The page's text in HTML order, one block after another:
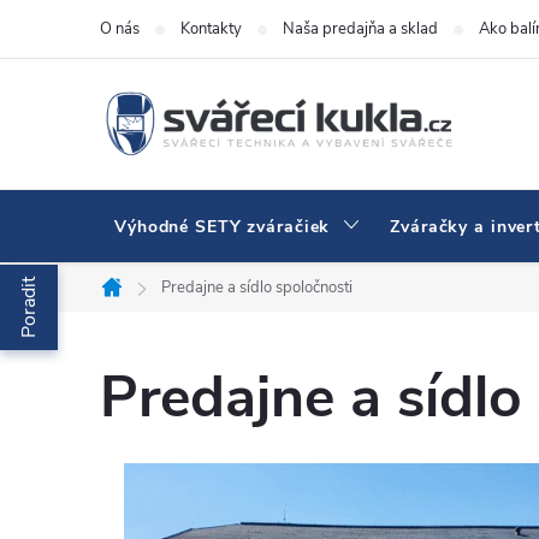
Prejsť na obsah
O nás Kontakty Naša predajňa a sklad Ako
Výhodné SETY zváračiek Zváračky a
Domov
Predajne a sídlo spoločnosti
Predajne a
Poradit